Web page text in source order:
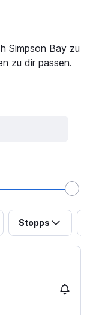
Simpson Bay zu
zu dir passen.
Stopps